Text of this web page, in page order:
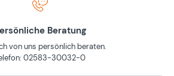
Beratung
von uns persönlich beraten.
02583-30032-0